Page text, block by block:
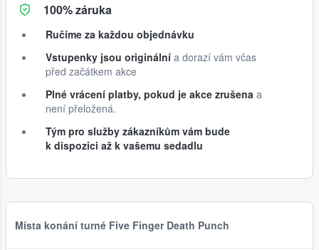
100% záruka
Ručíme za každou objednávku
Vstupenky jsou originální a dorazí vám včas
před začátkem akce
Plné vrácení platby, pokud je akce zrušena a
není přeložená.
Tým pro služby zákazníkům vám bude
k dispozici až k vašemu sedadlu
Místa konání turné Five Finger Death Punch